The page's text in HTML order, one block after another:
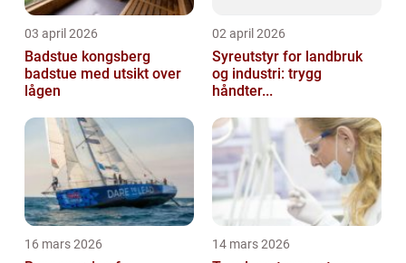
03 april 2026
Badstue kongsberg
badstue med utsikt over
lågen
02 april 2026
Syreutstyr for landbruk
og industri: trygg
håndter...
16 mars 2026 14 mars 2026